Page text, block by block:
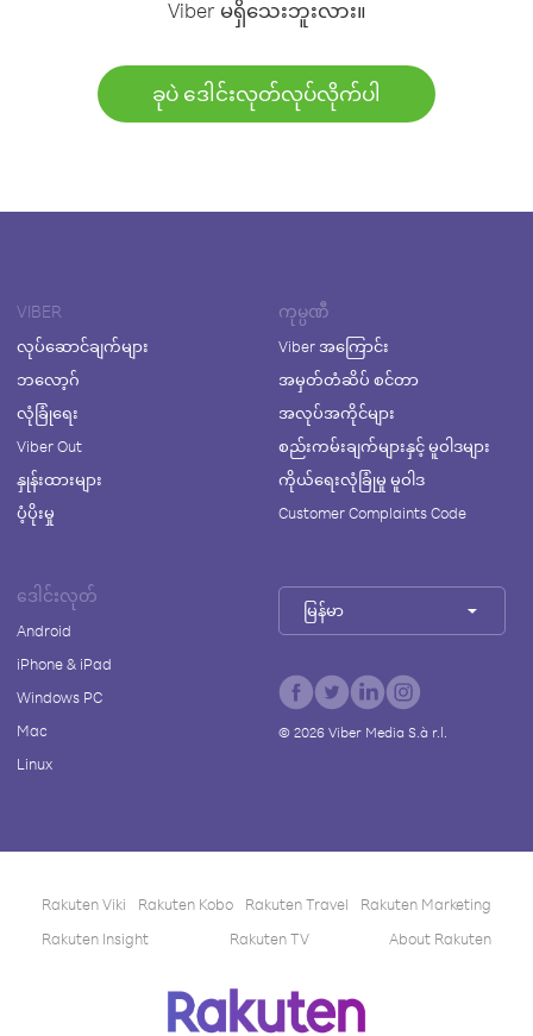
Viber မရှိသေးဘူးလား။
ခုပဲ ဒေါင်းလုတ်လုပ်လိုက်ပါ
VIBER
လုပ်ဆောင်ချက်များ
ဘလော့ဂ်
လုံခြုံရေး
Viber Out
နှုန်းထားများ
ပံ့ပိုးမှု
ကုမ္ပဏီ
Viber အကြောင်း
အမှတ်တံဆိပ် စင်တာ
အလုပ်အကိုင်များ
စည်းကမ်းချက်များနှင့် မူဝါဒများ
ကိုယ်ရေးလုံခြုံမှု မူဝါဒ
Customer Complaints Code
ဒေါင်းလုတ်
Android
iPhone & iPad
Windows PC
Mac
Linux
မြန်မာ
© 2026Viber Media S.à r.l.
Rakuten Viki Rakuten Kobo Rakuten Travel
Rakuten Marketing
Rakuten Insight
Rakuten TV About Rakuten